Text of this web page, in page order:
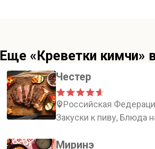
Еще «Креветки кимчи»
Честер
Российская
Закуски к пиву, Блюда
Миринэ